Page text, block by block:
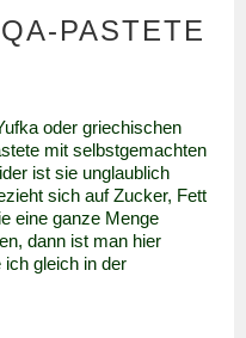
PASTETE
oder griechischen
mit selbstgemachten
ist sie unglaublich
sich auf Zucker, Fett
eine ganze Menge
dann ist man hier
ich gleich in der